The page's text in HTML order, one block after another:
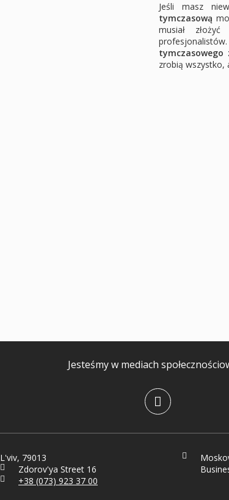
Jeśli masz
tymczasową
musiał
tymczasowego
zrobią wszystko,
Jesteśmy w mediach
L'viv, 79013
Zdorov'ya Street 16
+38 (073) 923 37 00